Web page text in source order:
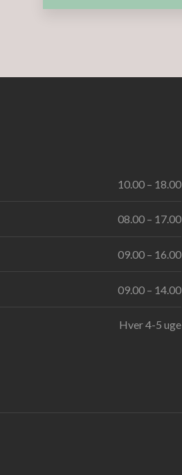
10.00 – 18.00​
08.00 – 17.00​
09.00 – 16.00​
09.00 – 14.00​
Hver 4-5 uge